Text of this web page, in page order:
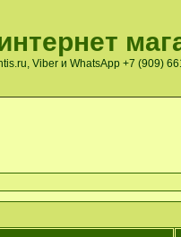
Viber и WhatsApp +7 (909)